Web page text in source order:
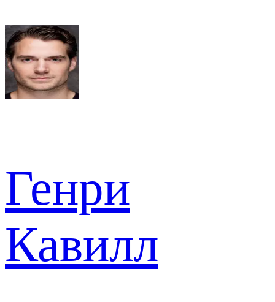
Генри
Кавилл